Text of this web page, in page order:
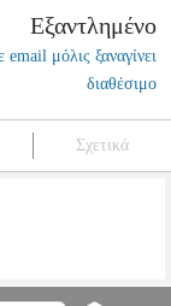
Εξαντλημένο
μόλις ξαναγίνει
διαθέσιμο
Σχετικά